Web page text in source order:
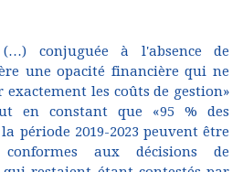
(…) conjuguée à l'absence de
une opacité financière qui ne
exactement les coûts de gestion»
en constant que «95 % des
période 2019-2023 peuvent être
conformes aux décisions de